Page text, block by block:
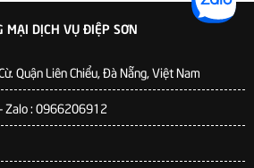
MẠI DỊCH VỤ ĐIỆP SƠN
Quận Liên Chiểu, Đà Nẵng, Việt Nam
Zalo : 0966206912